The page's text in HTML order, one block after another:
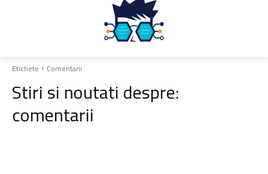
Etichete Comentarii
Stiri si noutati despre:
comentarii